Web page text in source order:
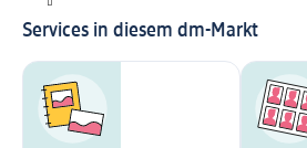
Services in diesem dm-Markt